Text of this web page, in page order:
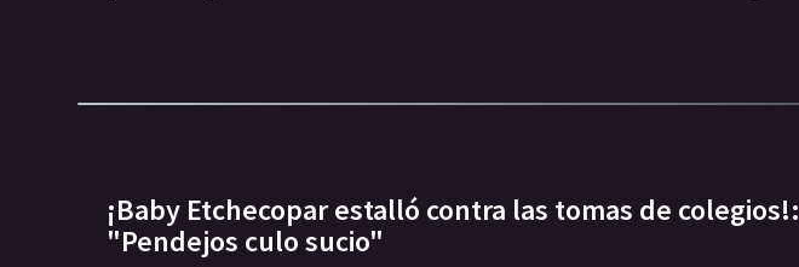
¡Baby Etchecopar estalló contra las tomas de colegios!:
"Pendejos culo sucio"